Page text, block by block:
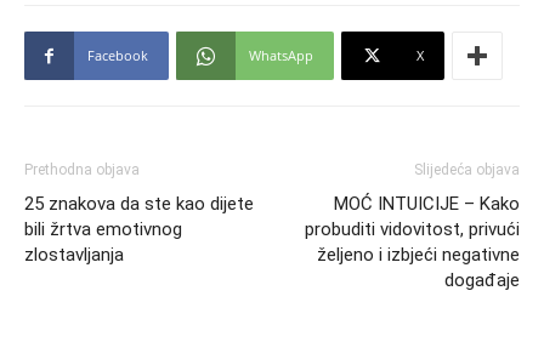
Facebook WhatsApp X
Prethodna objava
25 znakova da ste kao dijete
bili žrtva emotivnog
zlostavljanja
Slijedeća objava
MOĆ INTUICIJE – Kako
probuditi vidovitost, privući
željeno i izbjeći negativne
događaje